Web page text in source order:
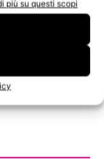
più su questi scopi
2013
82 milioni di
del settore che